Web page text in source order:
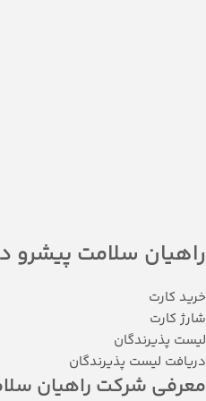
راهیان سلامت پیشرو
خرید کارت
شارژ کارت
لیست پذیرندگان
دریافت لیست پذیرندگان
معرفی شرکت راهیان